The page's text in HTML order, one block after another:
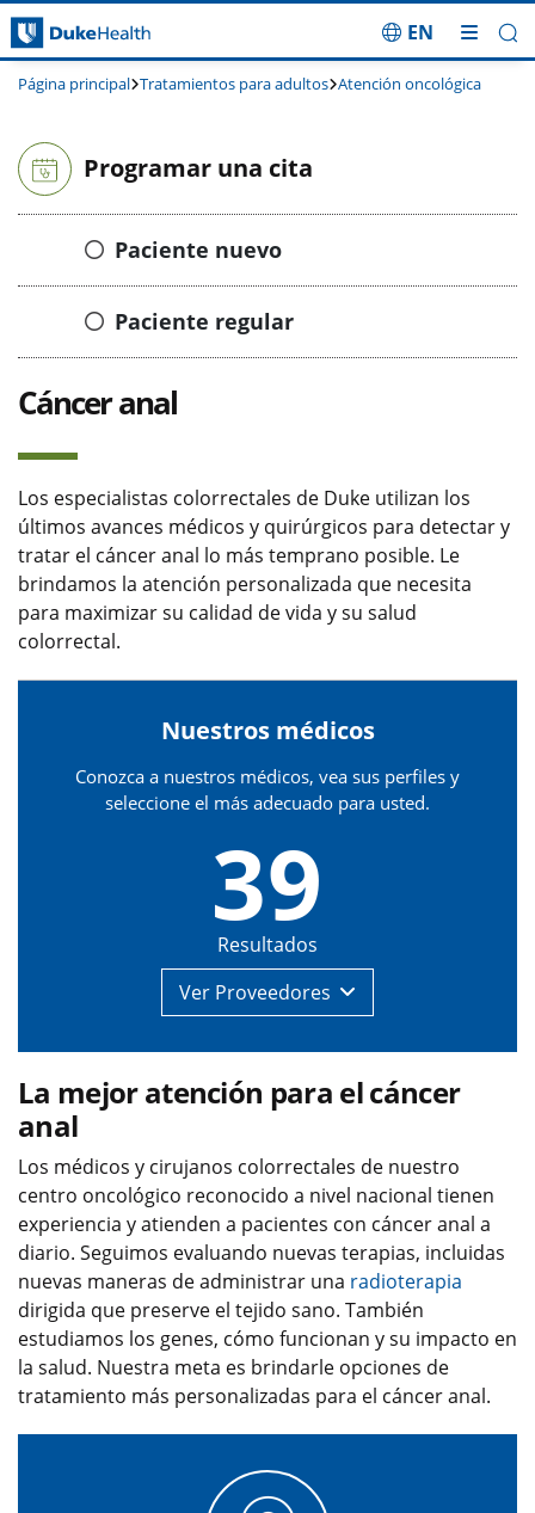
Saltar navegación
EN
Página principal Tratamientos para adultos Atención oncológica
Programar una cita
Paciente nuevo
Paciente regular
Cáncer anal
Los especialistas colorrectales de Duke utilizan los
últimos avances médicos y quirúrgicos para detectar y
tratar el cáncer anal lo más temprano posible. Le
brindamos la atención personalizada que necesita
para maximizar su calidad de vida y su salud
colorrectal.
39
Resultados
Ver Proveedores
Nuestros médicos
Conozca a nuestros médicos, vea sus perfiles y
seleccione el más adecuado para usted.
La mejor atención para el cáncer
anal
Los médicos y cirujanos colorrectales de nuestro
centro oncológico reconocido a nivel nacional tienen
experiencia y atienden a pacientes con cáncer anal a
diario. Seguimos evaluando nuevas terapias, incluidas
nuevas maneras de administrar una radioterapia
dirigida que preserve el tejido sano. También
estudiamos los genes, cómo funcionan y su impacto en
la salud. Nuestra meta es brindarle opciones de
tratamiento más personalizadas para el cáncer anal.